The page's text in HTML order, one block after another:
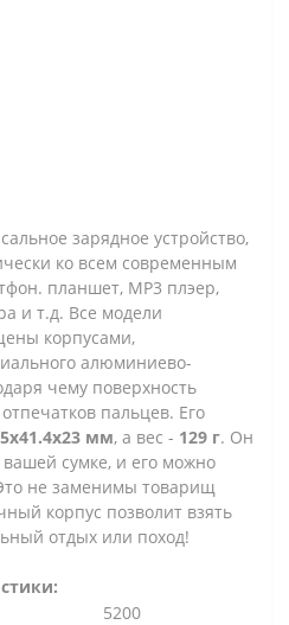
зарядное устройство,
ко всем современным
планшет, МР3 плэер,
и т.д. Все модели
корпусами,
алюминиево-
чему поверхность
пальцев. Его
мм, а вес - 129 г. Он
сумке, и его можно
не заменимы товарищ
корпус позволит взять
отдых или поход!
5200